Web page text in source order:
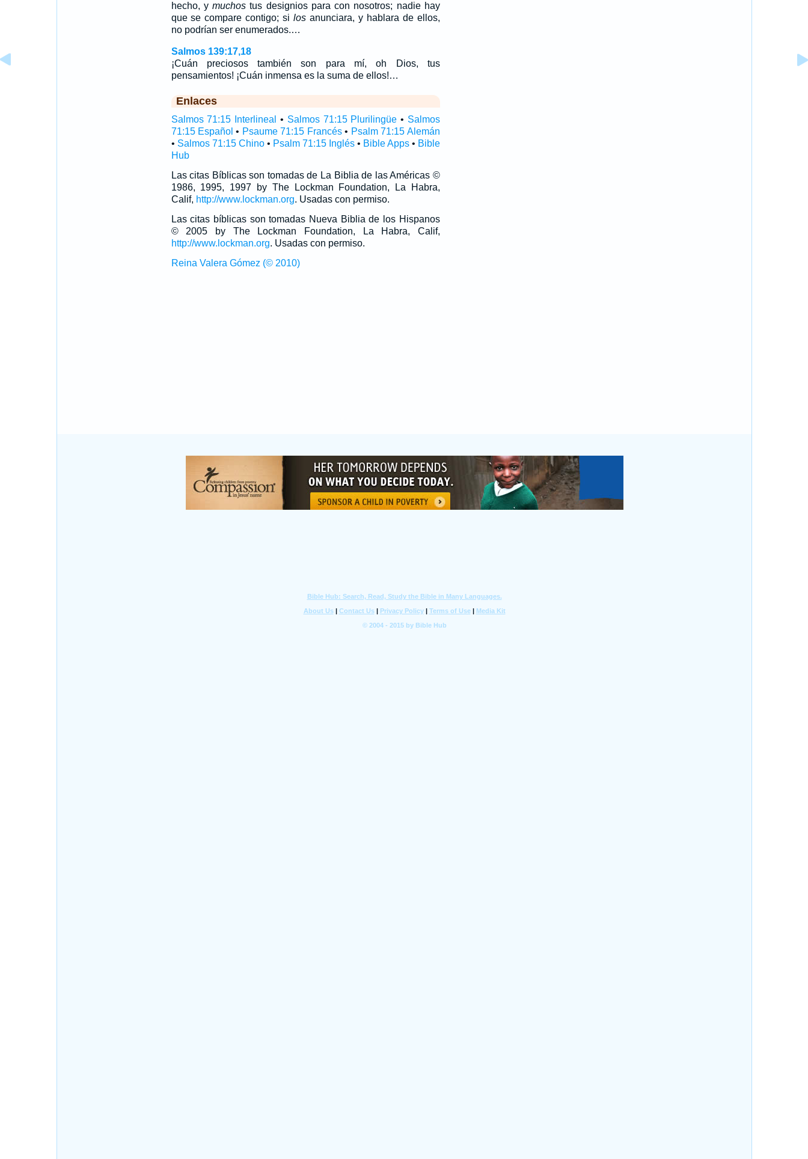
hecho, ymuchos tus designios para con nosotros; nadie hay
que se compare contigo; silos anunciara, y hablara de ellos,
no podrían ser enumerados.…
Salmos 139:17,18
¡Cuán preciosos también son para mí, oh Dios, tus
pensamientos! ¡Cuán inmensa es la suma de ellos!…
Enlaces
Salmos 71:15 Interlineal • Salmos 71:15 Plurilingüe • Salmos
71:15 Español • Psaume 71:15 Francés• Psalm 71:15 Alemán
• Salmos 71:15 Chino• Psalm 71:15 Inglés• Bible Apps• Bible
Hub
Las citas Bíblicas son tomadas de La Biblia de las Américas ©
1986, 1995, 1997 by The Lockman Foundation, La Habra,
Calif, http://www.lockman.org. Usadas con permiso.
Las citas bíblicas son tomadas Nueva Biblia de los Hispanos
© 2005 by The Lockman Foundation, La Habra, Calif,
http://www.lockman.org. Usadas con permiso.
Reina Valera Gómez (© 2010)